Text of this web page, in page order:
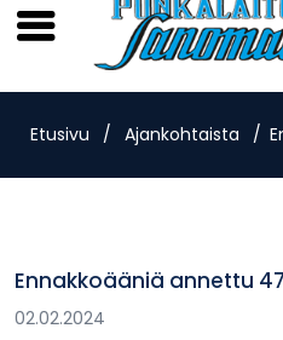
Torstai 6.8.2026
Etusivu / Ajankohtaista /
Ennakkoääniä annettu
02.02.2024